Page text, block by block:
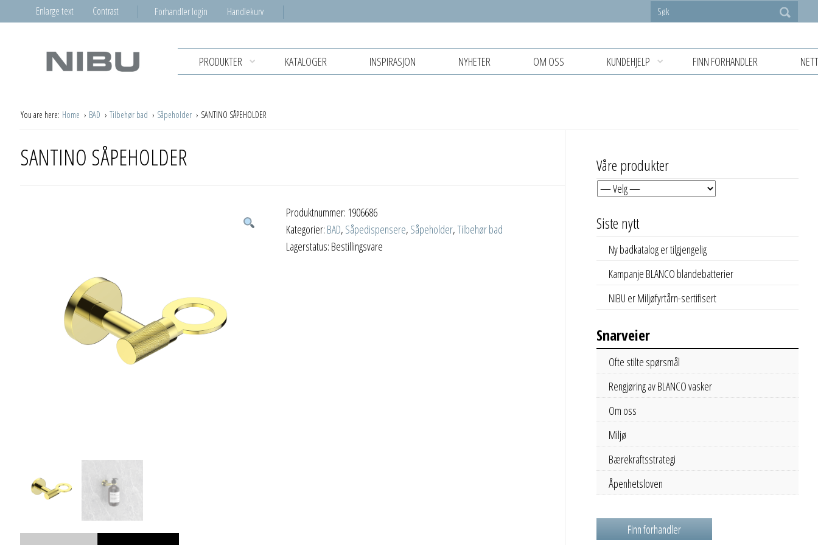
Enlarge text Contrast Forhandler login Handlekurv
PRODUKTER KATALOGER INSPIRASJON NYHETER OM OSS KUNDEHJELP FINN FORHANDLER
You are here: Home BAD Tilbehør bad Såpeholder SANTINO SÅPEHOLDER
SANTINO SÅPEHOLDER
Produktnummer: 1906686
Kategorier: BAD, Såpedispensere, Såpeholder,Tilbehør bad
Lagerstatus: Bestillingsvare
Våre produkter
Siste nytt
Ny badkatalog er tilgjengelig
Kampanje BLANCO blandebatterier
NIBU er Miljøfyrtårn-sertifisert
Snarveier
Ofte stilte spørsmål
Rengjøring av BLANCO vasker
Om oss
Miljø
Bærekraftsstrategi
Åpenhetsloven
Finn forhandler